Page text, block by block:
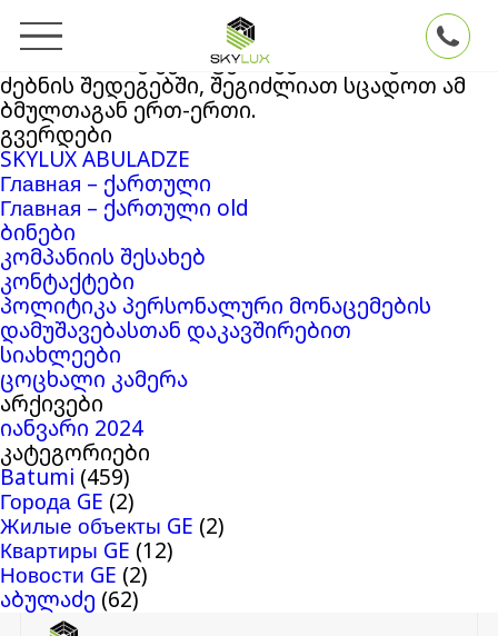
თქვენ ეძებდით
Skyluxბლოგის არქივში
. თუ ვერაფერი ვერ მოიძიეთ
ძებნის შედეგებში, შეგიძლიათ სცადოთ ამ
ბმულთაგან ერთ-ერთი.
გვერდები
SKYLUX ABULADZE
Главная – ქართული
Главная – ქართული old
ბინები
კომპანიის შესახებ
კონტაქტები
პოლიტიკა პერსონალური მონაცემების
დამუშავებასთან დაკავშირებით
სიახლეები
ცოცხალი კამერა
არქივები
იანვარი 2024
კატეგორიები
Batumi (459)
Города GE (2)
Жилые объекты GE (2)
Квартиры GE (12)
Новости GE (2)
აბულაძე (62)